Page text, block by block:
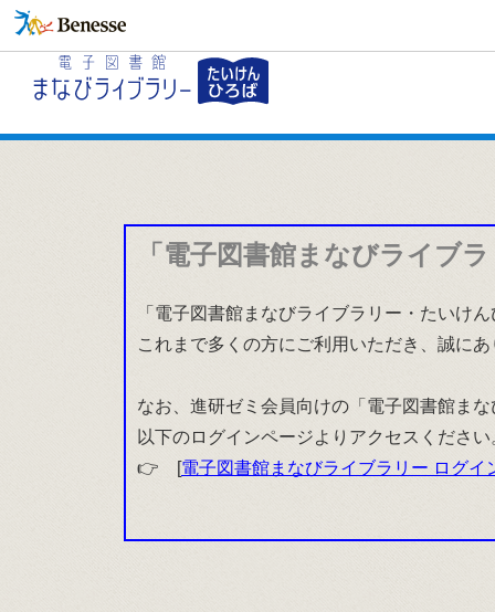
「電子図書館まなびライブ
「電子図書館まなびライブラリー・たいけ
これまで多くの方にご利用いただき、誠に
なお、進研ゼミ会員向けの「電子図書館ま
以下のログインページよりアクセスください
👉 [電子図書館まなびライブラリー ログイ